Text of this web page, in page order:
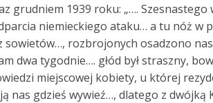
grudniem 1939 roku: „….
niemieckiego ataku… a tu nóż w
rozbrojonych osadzono
dwa tygodnie…. głód był straszny,
miejscowej kobiety, u której
nas gdzieś wywieź…, dlatego z